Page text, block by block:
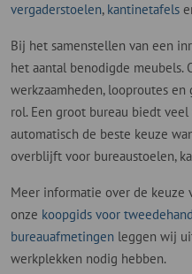
vergaderstoelen, kantinetafels
Bij het samenstellen van een
het aantal benodigde meubels.
werkzaamheden, looproutes
rol. Een groot bureau biedt
automatisch de beste keuze
overblijft voor bureaustoelen,
Meer informatie over de keuze
onze koopgids voor
bureauafmetingen leggen wij
werkplekken nodig hebben.